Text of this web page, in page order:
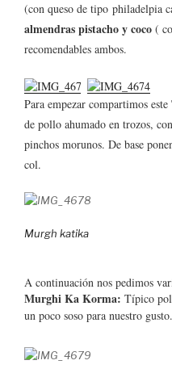
(con queso de tipo philadelpia
almendras pistacho y coco (
recomendables ambos.
Para empezar compartimos este
de pollo ahumado en trozos,
pinchos morunos. De base
col.
Murgh katika
A continuación nos pedimos
Murghi Ka Korma: Típico
un poco soso para nuestro gusto.